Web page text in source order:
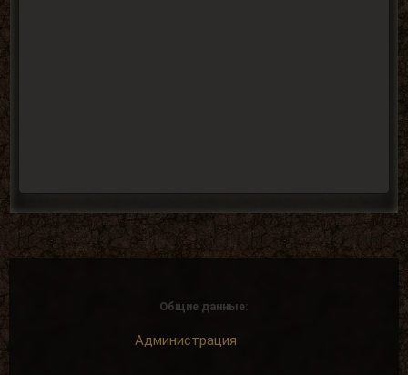
Общие данные:
Администрация